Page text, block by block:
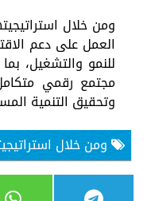
ومن خلال
العمل على دعم
للنمو والتشغيل،
مجتمع رقمي
وتحقيق التنمية
ومن خلال